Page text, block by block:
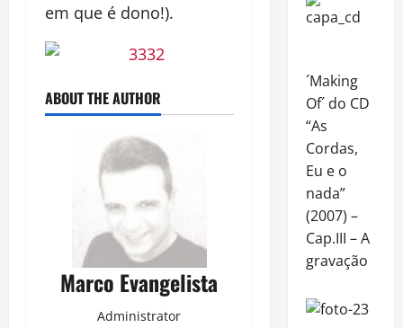
em que é dono!).
ABOUT THE AUTHOR
Marco Evangelista
Administrator
´Making
Of´ do CD
“As
Cordas,
Eu e o
nada”
(2007) –
Cap.III – A
gravação